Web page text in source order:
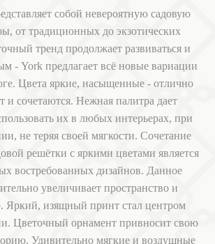
собой невероятную садовую
от традиционных до экзотических
тренд продолжает развиваться и
- York предлагает всё новые вариации
Цвета яркие, насыщенные - отлично
и сочетаются. Нежная палитра дает
их в любых интерьерах, при
не теряя своей мягкости. Сочетание
решётки с яркими цветами является
востребованных дизайнов. Данное
увеличивает пространство и
Яркий, изящный принт стал центром
Цветочный орнамент привносит свою
Удивительно мягкие и воздушные